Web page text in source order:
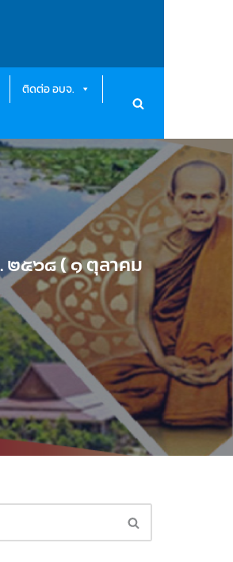
ติดต่อ อบจ.
๒๕๖๘ ( ๑ ตุลาคม